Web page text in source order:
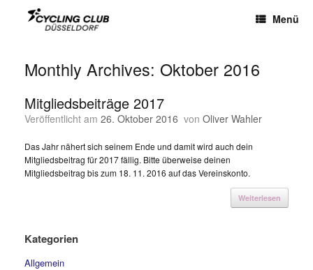
Menü
Monthly Archives: Oktober 2016
Mitgliedsbeiträge 2017
Veröffentlicht am 26. Oktober 2016 von Oliver Wahler
Das Jahr nähert sich seinem Ende und damit wird auch dein
Mitgliedsbeitrag für 2017 fällig. Bitte überweise deinen
Mitgliedsbeitrag bis zum 18. 11. 2016 auf das Vereinskonto.
Weiterlesen
Kategorien
Allgemein